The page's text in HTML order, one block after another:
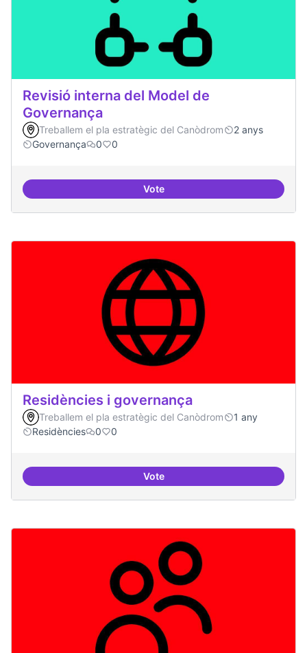
Revisió interna del Model de
Governança
Treballem el pla estratègic del Canòdrom
2 anys
Governança
0 0
VoteRevisió interna del Model de
Residències i governança
Treballem el pla estratègic del Canòdrom
1 any
Residències
0 0
VoteResidències i governança